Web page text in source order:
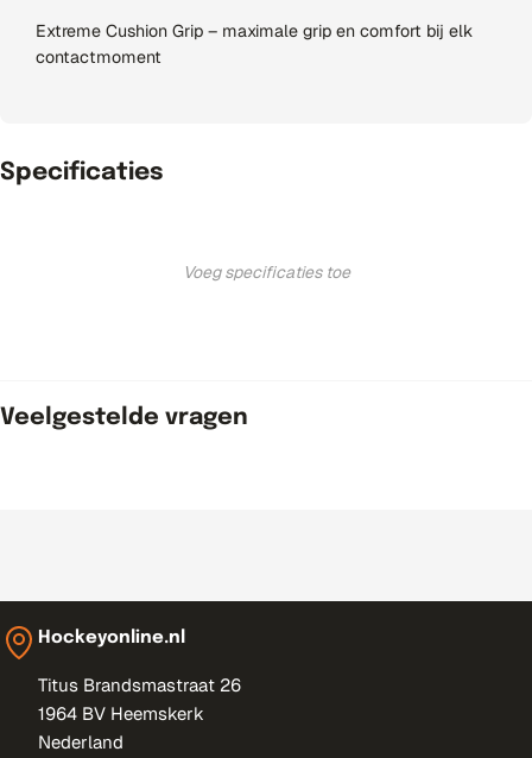
Extreme Cushion Grip – maximale grip en comfort bij elk
contactmoment
Specificaties
Voeg specificaties toe
Veelgestelde vragen
Hockeyonline.nl
Titus Brandsmastraat 26
1964 BV Heemskerk
Nederland